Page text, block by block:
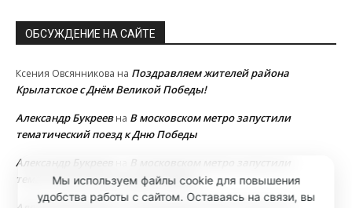
ОБСУЖДЕНИЕ НА САЙТЕ
Ксения Овсянникова на Поздравляем жителей района
Крылатское с Днём Великой Победы!
Александр Букреевна В московском метро запустили
тематический поезд к Дню Победы
Александр Букреев
В московском метро запустили
тематический поезд к Дню Победы
Мы используем файлы cookie для повышения
удобства работы с сайтом. Оставаясь на связи, вы